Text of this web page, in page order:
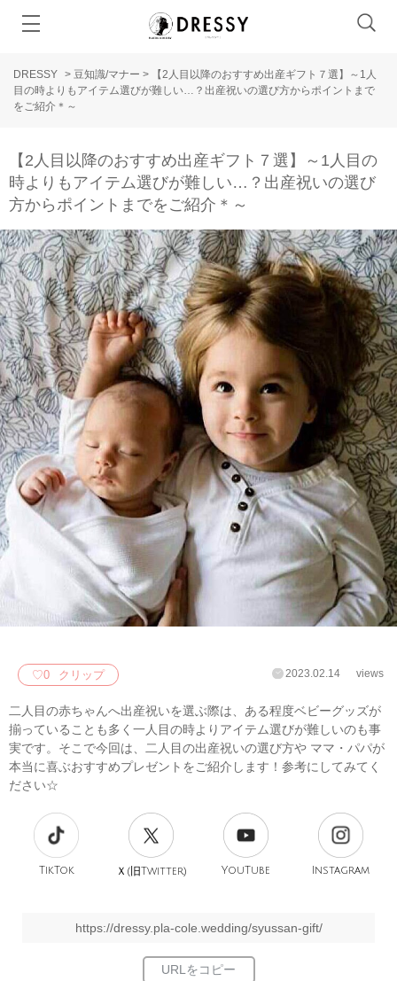
DRESSY > 豆知識/マナー >
【2人目以降のおすすめ出産ギフト７選】～1人
目の時よりもアイテム選びが難しい…？出産祝いの選び方からポイントまで
をご紹介＊～
【2人目以降のおすすめ出産ギフト７選】～1人目の
時よりもアイテム選びが難しい…？出産祝いの選び
方からポイントまでをご紹介＊～
♡0 クリップ 2023.02.14 views
二人目の赤ちゃんへ出産祝いを選ぶ際は、ある程度ベビーグッズが
揃っていることも多く一人目の時よりアイテム選びが難しいのも事
実です。そこで今回は、二人目の出産祝いの選び方や ママ・パパが
本当に喜ぶおすすめプレゼントをご紹介します！参考にしてみてく
ださい☆
TikTok Ｘ(旧Twitter) YouTube Instagram
https://dressy.pla-cole.wedding/syussan-gift/